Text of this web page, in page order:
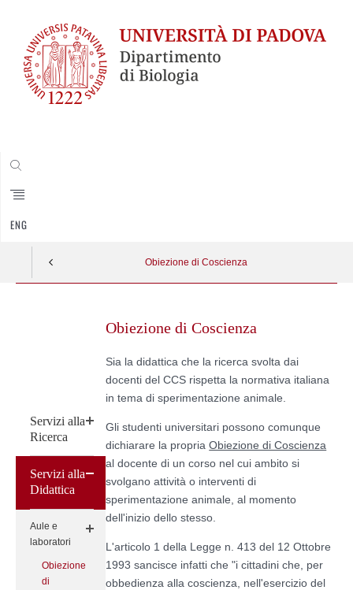
ENG
Obiezione di Coscienza
Servizi alla
Ricerca
Servizi alla
Didattica
Aule e
laboratori
Obiezione
di
content
Obiezione di Coscienza
Sia la didattica che la ricerca svolta dai
docenti del CCS rispetta la normativa italiana
in tema di sperimentazione animale.
Gli studenti universitari possono comunque
dichiarare la propriaObiezione di Coscienza
al docente di un corso nel cui ambito si
svolgano attività o interventi di
sperimentazione animale, al momento
dell'inizio dello stesso.
L'articolo 1 della Legge n. 413 del 12 Ottobre
1993 sancisce infatti che "i cittadini che, per
obbedienza alla coscienza, nell'esercizio del